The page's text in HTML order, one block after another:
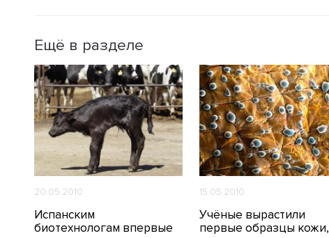
Ещё в разделе
20.05.2010
Испанским
биотехнологам впервые
15.05.2010
Учёные вырастили
первые образцы кожи,